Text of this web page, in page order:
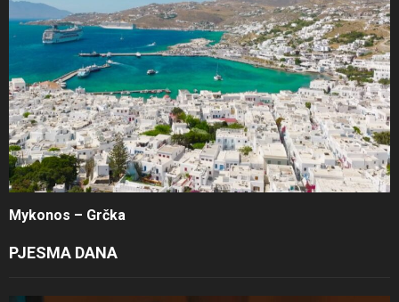
Mykonos – Grčka
PJESMA DANA